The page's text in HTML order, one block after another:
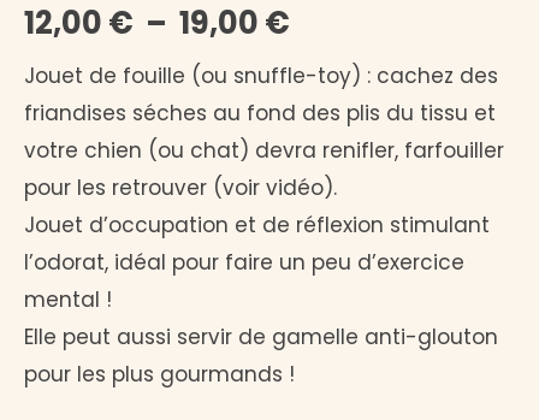
12,00€ – 19,00€
de
prix :
12,00 €
à
Jouet de fouille (ou snuffle-toy) : cachez des
friandises séches au fond des plis du tissu et
votre chien (ou chat) devra renifler, farfouiller
pour les retrouver (voir vidéo).
Jouet d’occupation et de réflexion stimulant
l’odorat, idéal pour faire un peu d’exercice
mental !
Elle peut aussi servir de gamelle anti-glouton
pour les plus gourmands !